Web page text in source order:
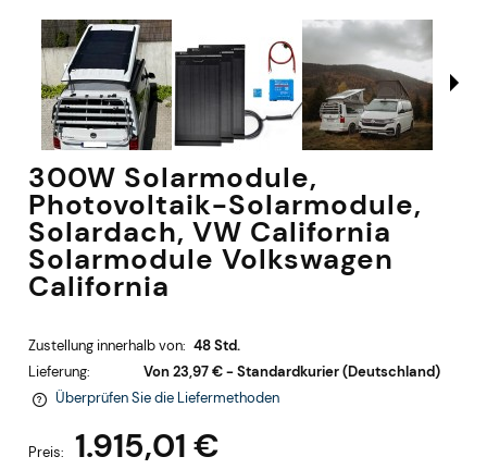
300W Solarmodule,
Photovoltaik-Solarmodule,
Solardach, VW California
Solarmodule Volkswagen
California
Zustellung innerhalb von: 48 Std.
Lieferung:
Von 23,97 € - Standardkurier (Deutschland)
Überprüfen Sie die Liefermethoden
Preis: 1.915,01 €